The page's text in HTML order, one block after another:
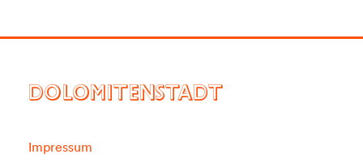
DOLOMITENSTADT
Impressum